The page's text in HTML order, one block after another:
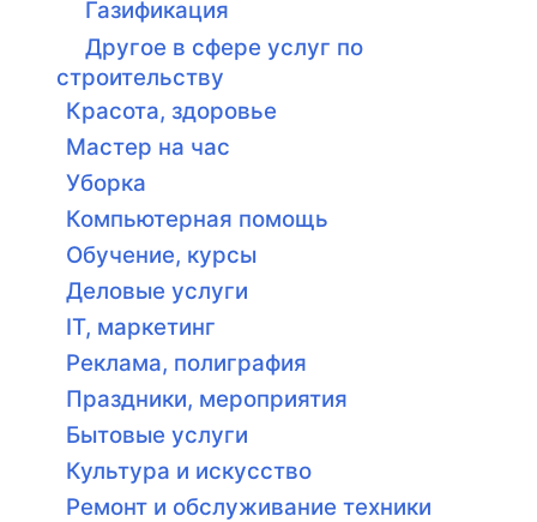
Газификация
Другое в сфере услуг по
строительству
Красота, здоровье
Мастер на час
Уборка
Компьютерная помощь
Обучение, курсы
Деловые услуги
IT, маркетинг
Реклама, полиграфия
Праздники, мероприятия
Бытовые услуги
Культура и искусство
Ремонт и обслуживание техники